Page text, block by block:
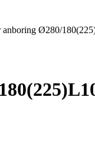
Ø280/